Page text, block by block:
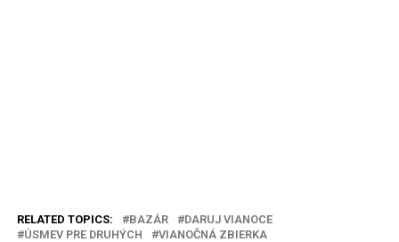
RELATED TOPICS: BAZÁR
DARUJ VIANOCE
ÚSMEV PRE DRUHÝCH
VIANOČNÁ ZBIERKA